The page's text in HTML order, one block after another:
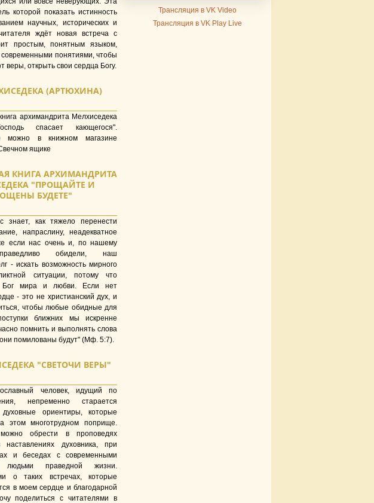
которой показать истинность
научных, исторических и
ждёт новая встреча с
простым, понятным языком,
понятиями, чтoбы
веры, открыть свои сердца Богу.
(АРТЮХИНА)
архимандрита Мелхиседека
спасает кающегося".
можно в книжном магазине
ящике
КНИГА АРХИМАНДРИТА
"ПРОЩАЙТЕ И
БУДЕТЕ"
знает, как тяжело перенести
напраслину, неадекватное
если нас очень и, по нашему
обидели, наш
- искать возможность мирного
ситуации, потому что
Бог мира и любви. Если нет
- это не христианский дух, и
чтобы любые обидные для
ближних мы искренне
помнить и выполнять слова
помилованы будут" (Мф. 5:7).
"СВЕТОЧИ ВЕРЫ"
человек, идущий по
непременно старается
ориентиры, которые
этом многотрудном поприще.
обрести в проповедях
духовника, при
и беседах с современными
праведной жизни.
о таких встречах, которые
в моем сердце и благодарной
поделиться с читателями в
Трансляция в VK Video
Трансляция в VK Play Live